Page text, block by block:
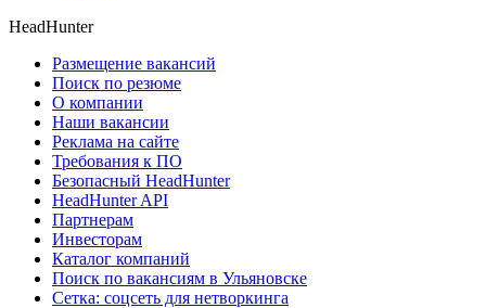
HeadHunter
Размещение вакансий
Поиск по резюме
О компании
Наши вакансии
Реклама на сайте
Требования к ПО
Безопасный HeadHunter
HeadHunter API
Партнерам
Инвесторам
Каталог компаний
Поиск по вакансиям в Ульяновске
Сетка: соцсеть для нетворкинга